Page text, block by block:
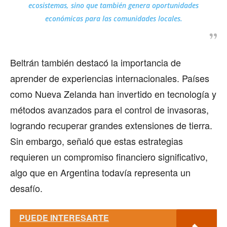
ecosistemas, sino que también genera oportunidades
económicas para las comunidades locales.
Beltrán también destacó la importancia de
aprender de experiencias internacionales. Países
como Nueva Zelanda han invertido en tecnología y
métodos avanzados para el control de invasoras,
logrando recuperar grandes extensiones de tierra.
Sin embargo, señaló que estas estrategias
requieren un compromiso financiero significativo,
algo que en Argentina todavía representa un
desafío.
PUEDE INTERESARTE